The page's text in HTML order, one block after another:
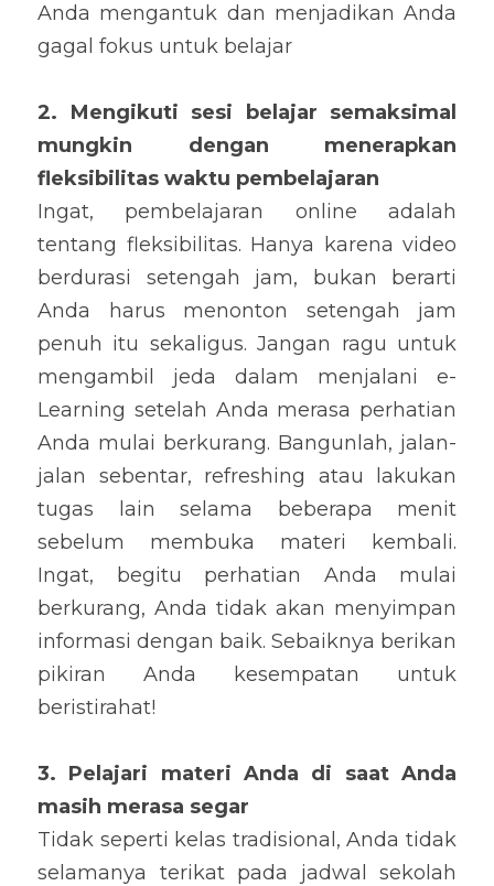
Anda mengantuk dan menjadikan Anda
gagal fokus untuk belajar
2. Mengikuti sesi belajar semaksimal
mungkin dengan menerapkan
fleksibilitas waktu pembelajaran
Ingat, pembelajaran online adalah
tentang fleksibilitas. Hanya karena video
berdurasi setengah jam, bukan berarti
Anda harus menonton setengah jam
penuh itu sekaligus. Jangan ragu untuk
mengambil jeda dalam menjalani e-
Learning setelah Anda merasa perhatian
Anda mulai berkurang. Bangunlah, jalan-
jalan sebentar, refreshing atau lakukan
tugas lain selama beberapa menit
sebelum membuka materi kembali.
Ingat, begitu perhatian Anda mulai
berkurang, Anda tidak akan menyimpan
informasi dengan baik. Sebaiknya berikan
pikiran Anda kesempatan untuk
beristirahat!
3. Pelajari materi Anda di saat Anda
masih merasa segar
Tidak seperti kelas tradisional, Anda tidak
selamanya terikat pada jadwal sekolah